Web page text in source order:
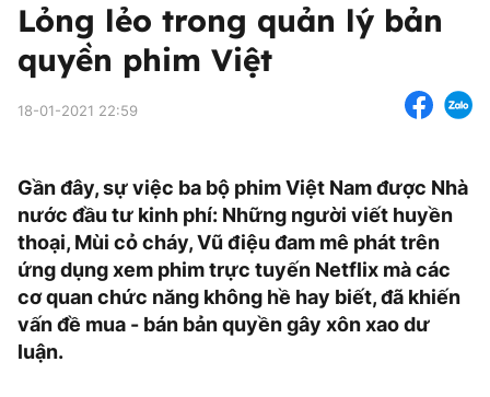
Lỏng lẻo trong quản lý bản
quyền phim Việt
18-01-2021 22:59
Gần đây, sự việc ba bộ phim Việt Nam được Nhà
nước đầu tư kinh phí: Những người viết huyền
thoại, Mùi cỏ cháy, Vũ điệu đam mê phát trên
ứng dụng xem phim trực tuyến Netflix mà các
cơ quan chức năng không hề hay biết, đã khiến
vấn đề mua - bán bản quyền gây xôn xao dư
luận.